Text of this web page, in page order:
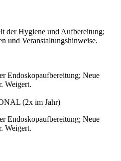
der Hygiene und Aufbereitung;
und Veranstaltungshinweise.
Endoskopaufbereitung; Neue
Weigert.
(2x im Jahr)
Endoskopaufbereitung; Neue
Weigert.